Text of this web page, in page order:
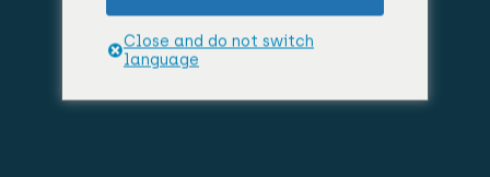
Close and do not switch
language